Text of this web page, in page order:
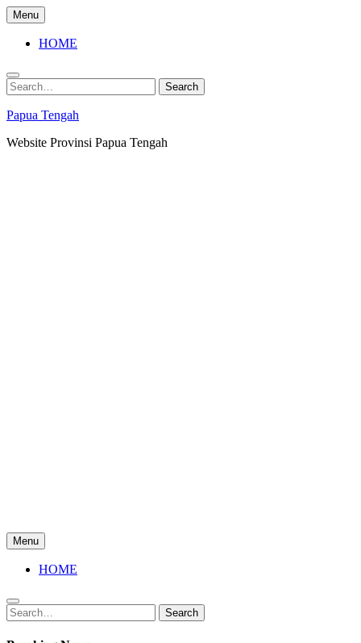
Skip
to
content
Menu
HOME
Search
for:
Search
Papua Tengah
Website Provinsi Papua Tengah
Menu
HOME
Search
for:
Search